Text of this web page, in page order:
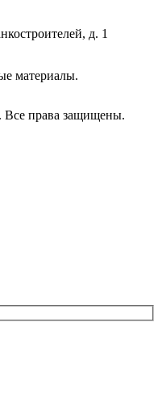
д. 1
права защищены.